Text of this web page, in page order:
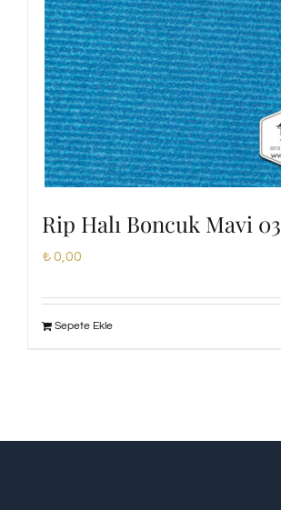
Rip Halı Boncuk Mavi 03
₺0,00
Sepete Ekle